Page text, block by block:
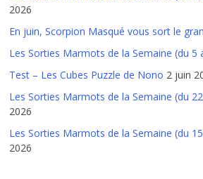
2026
En juin, Scorpion Masqué vous sort le
Les Sorties Marmots de la Semaine (du 5
Test – Les Cubes Puzzle de Nono 2 juin
Les Sorties Marmots de la Semaine (du
2026
Les Sorties Marmots de la Semaine (du
2026